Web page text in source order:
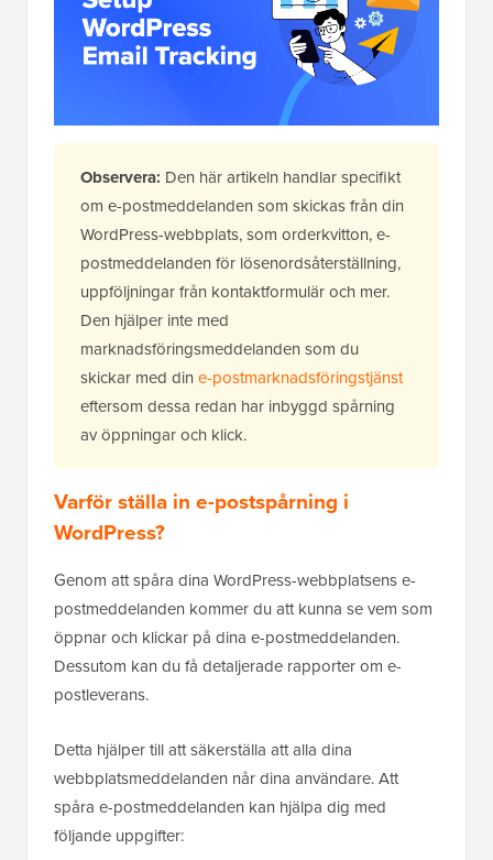
Observera: Den här artikeln handlar specifikt
om e-postmeddelanden som skickas från din
WordPress-webbplats, som orderkvitton, e-
postmeddelanden för lösenordsåterställning,
uppföljningar från kontaktformulär och mer.
Den hjälper inte med
marknadsföringsmeddelanden som du
skickar med din e-postmarknadsföringstjänst
eftersom dessa redan har inbyggd spårning
av öppningar och klick.
Varför ställa in e-postspårning i
WordPress?
Genom att spåra dina WordPress-webbplatsens e-
postmeddelanden kommer du att kunna se vem som
öppnar och klickar på dina e-postmeddelanden.
Dessutom kan du få detaljerade rapporter om e-
postleverans.
Detta hjälper till att säkerställa att alla dina
webbplatsmeddelanden når dina användare. Att
spåra e-postmeddelanden kan hjälpa dig med
följande uppgifter: